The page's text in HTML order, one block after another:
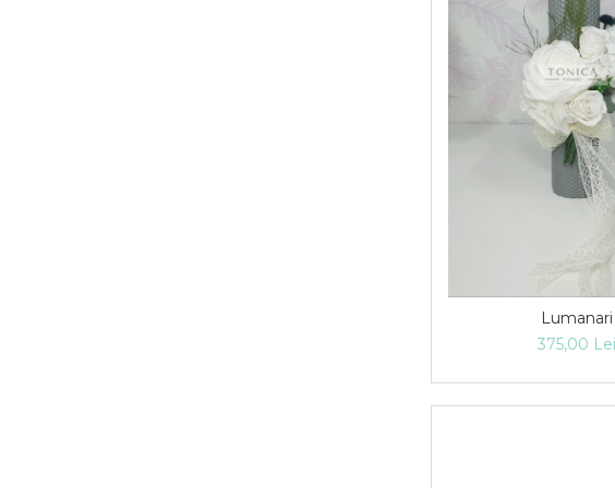
Lumanari
375,00 Lei